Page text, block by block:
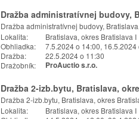
Dražba administratívnej budovy,
Dražba administratívnej budovy,
Lokalita:
Bratislava, okres Bratislava I
Obhliadka:
7.5.2024 o 14:00, 16.5.2024
Dražba:
22.5.2024 o 11:30
Dražobník:
ProAuctio s.r.o.
Dražba 2-izb.bytu, Bratislava,
Dražba 2-izb.bytu, Bratislava, okres
Lokalita:
Bratislava, okres Bratislava I